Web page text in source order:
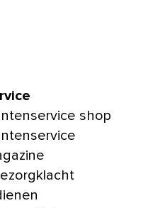
shop